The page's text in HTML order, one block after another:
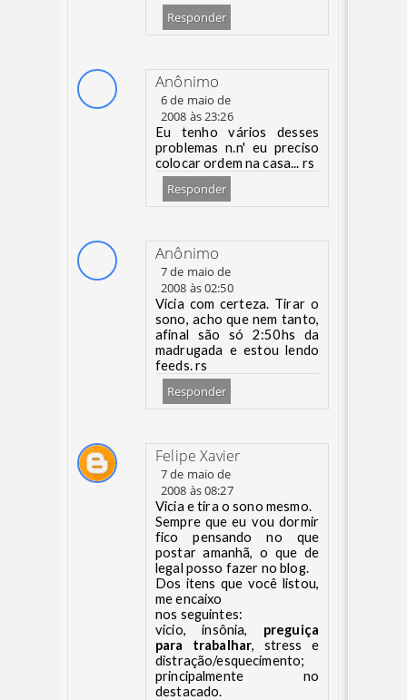
Responder
Anônimo
6 de maio de
2008 às 23:26
Eu tenho vários desses
problemas n.n' eu preciso
colocar ordem na casa... rs
Responder
Anônimo
7 de maio de
2008 às 02:50
Vicia com certeza. Tirar o
sono, acho que nem tanto,
afinal são só 2:50hs da
madrugada e estou lendo
feeds. rs
Responder
Felipe Xavier
7 de maio de
2008 às 08:27
Vicia e tira o sono mesmo.
Sempre que eu vou dormir
fico pensando no que
postar amanhã, o que de
legal posso fazer no blog.
Dos itens que você listou,
me encaixo
nos seguintes:
vicio, insônia, preguiça
para trabalhar, stress e
distração/esquecimento;
principalmente no
destacado.